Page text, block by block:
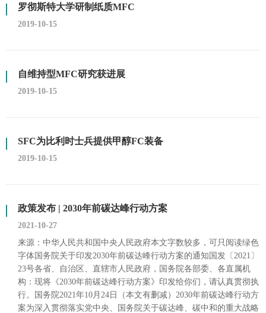
罗彻斯特大学研制纸质MFC
2019-10-15
自维持型MFC研究获进展
2019-10-15
SFC为比利时士兵提供甲醇FC装备
2019-10-15
政策发布 | 2030年前碳达峰行动方案
2021-10-27
来源：中华人民共和国中央人民政府本文字数较多，可只阅读绿色
字体国务院关于印发2030年前碳达峰行动方案的通知国发〔2021〕
23号各省、自治区、直辖市人民政府，国务院各部委、各直属机
构：现将《2030年前碳达峰行动方案》印发给你们，请认真贯彻执
行。国务院2021年10月24日（本文有删减）2030年前碳达峰行动方
案为深入贯彻落实党中央、国务院关于碳达峰、碳中和的重大战略